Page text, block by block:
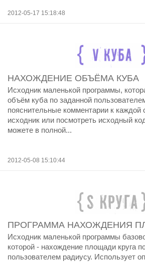
2012-05-17 15:18:48
НАХОЖДЕНИЕ ОБЪЁМА КУБА
Исходник маленькой программы,
объём куба по заданной
пояснительные комментарии к каждой
исходник или посмотреть исходный
можете в полной...
2012-05-08 15:10:44
ПРОГРАММА НАХОЖДЕНИЯ
Исходник маленькой программы
которой - нахождение площади круга
пользователем радиусу. Использует